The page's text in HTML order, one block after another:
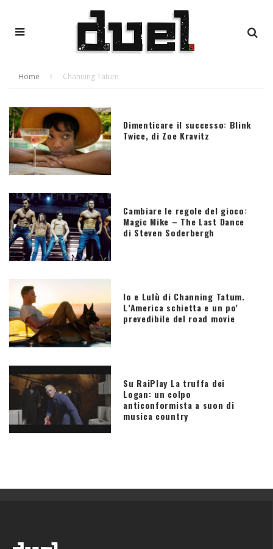
Home Channing Tatum
Dimenticare il successo: Blink
Twice, di Zoe Kravitz
Cambiare le regole del gioco:
Magic Mike – The Last Dance
di Steven Soderbergh
Io e Lulù di Channing Tatum.
L’America schietta e un po’
prevedibile del road movie
Su RaiPlay La truffa dei
Logan: un colpo
anticonformista a suon di
musica country